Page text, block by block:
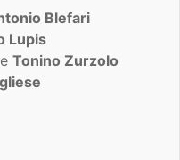
Blefari
Lupis
Tonino Zurzolo